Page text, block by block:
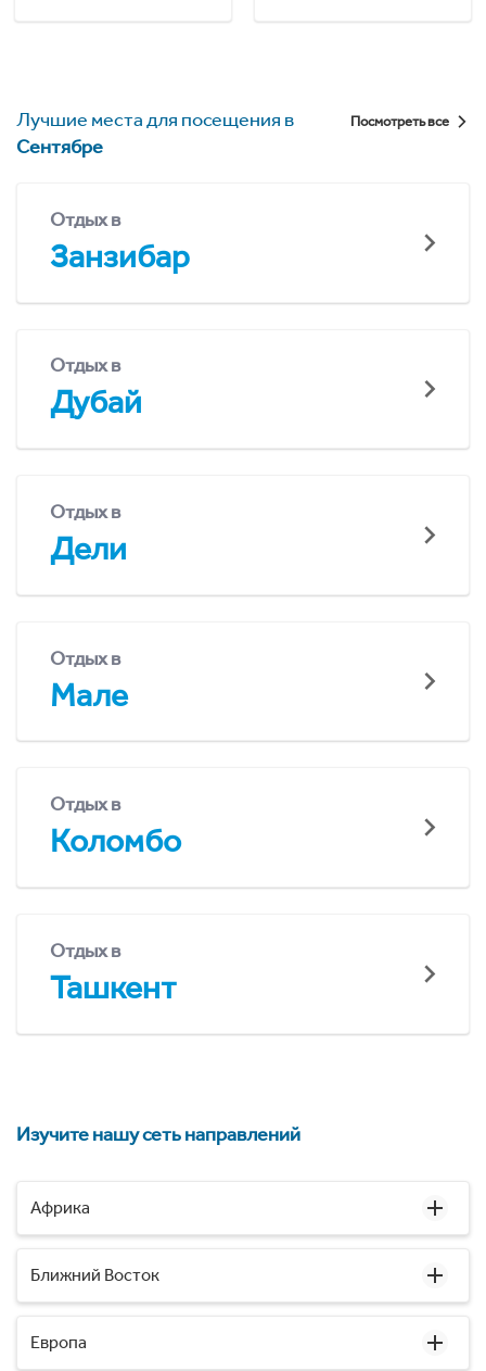
Лучшие места для посещения в
Сентябре
Посмотреть все
Отдых в
Занзибар
Отдых в
Дубай
Отдых в
Дели
Отдых в
Мале
Отдых в
Коломбо
Отдых в
Ташкент
Изучите нашу сеть направлений
Африка
Ближний Восток
Европа